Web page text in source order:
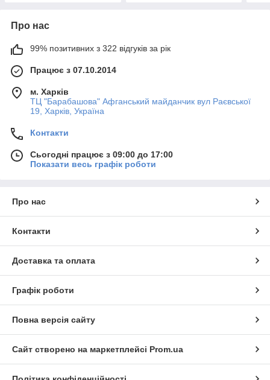
Про нас
99% позитивних з 322 відгуків за рік
Працює з 07.10.2014
м. Харків
ТЦ "Барабашова" Афганський майданчик вул Раєвської
19, Харків, Україна
Контакти
Сьогодні працює з 09:00 до 17:00
Показати весь графік роботи
Про нас
Контакти
Доставка та оплата
Графік роботи
Повна версія сайту
Сайт створено на маркетплейсі Prom.ua